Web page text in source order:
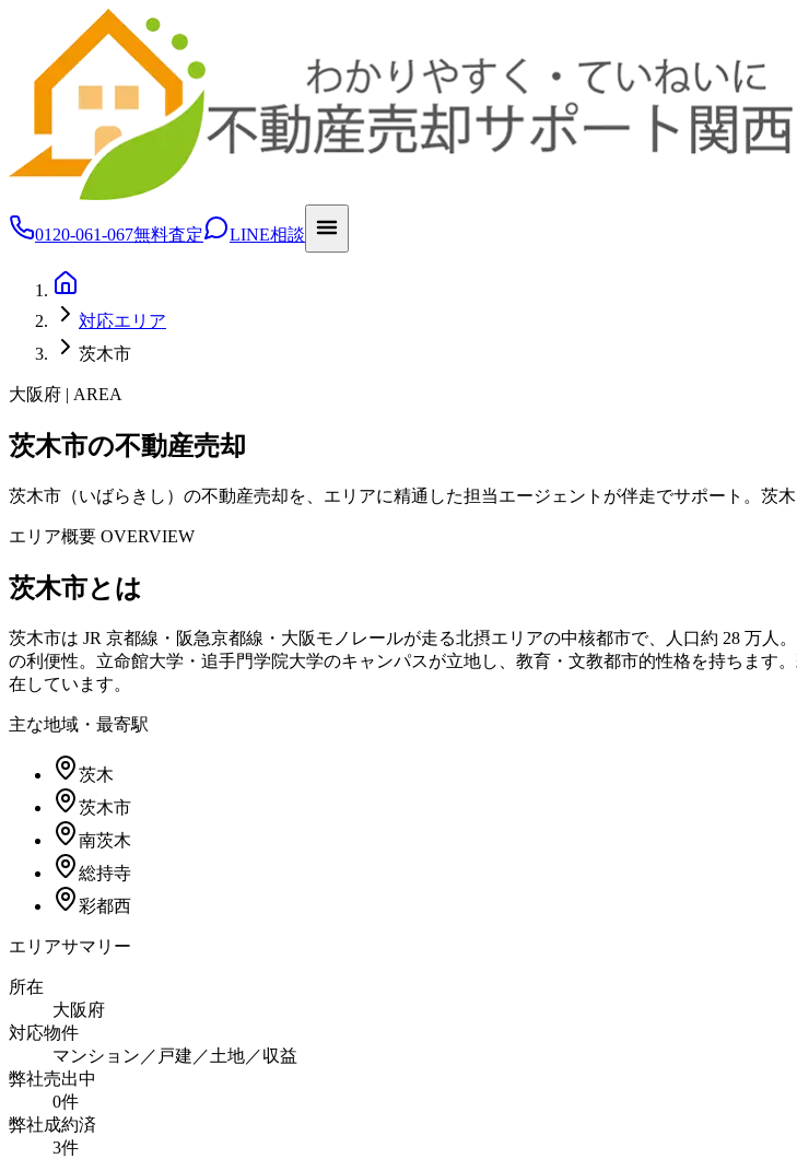
0120-061-067無料査定 LINE相談
対応エリア
茨木市
大阪府 | AREA
茨木市の不動産売却
茨木市（いばらきし）の不動産売却を、エリアに精通した担当エージェントが伴走でサポート。茨
エリア概要 OVERVIEW
茨木市とは
茨木市は JR 京都線・阪急京都線・大阪モノレールが走る北摂エリアの中核都市で、人口約 28 万
の利便性。立命館大学・追手門学院大学のキャンパスが立地し、教育・文教都市的性格を持ちま
在しています。
主な地域・最寄駅
茨木
茨木市
南茨木
総持寺
彩都西
エリアサマリー
所在
大阪府
対応物件
マンション／戸建／土地／収益
弊社売出中
0件
弊社成約済
3件